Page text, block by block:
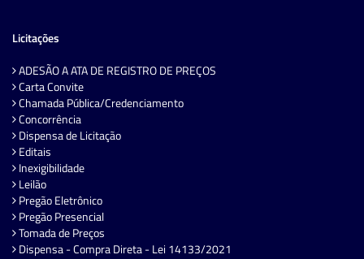
Licitações
ADESÃO A ATA DE REGISTRO DE PREÇOS
Carta Convite
Chamada Pública/Credenciamento
Concorrência
Dispensa de Licitação
Editais
Inexigibilidade
Leilão
Pregão Eletrônico
Pregão Presencial
Tomada de Preços
Dispensa - Compra Direta - Lei 14133/2021